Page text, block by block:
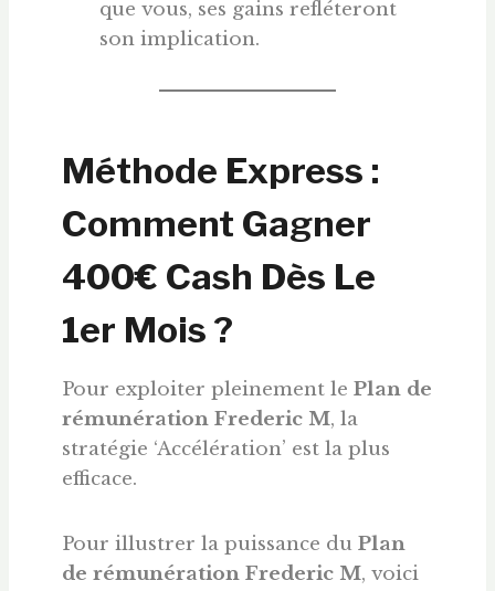
que vous, ses gains refléteront
son implication.
Méthode Express :
Comment Gagner
400€ Cash Dès Le
1er Mois ?
Pour exploiter pleinement le Plan de
rémunération Frederic M, la
stratégie ‘Accélération’ est la plus
efficace.
Pour illustrer la puissance du Plan
de rémunération Frederic M, voici